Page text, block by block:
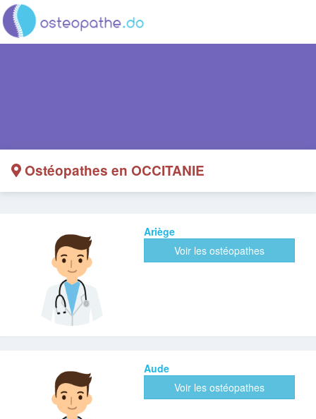
Ostéopathes en OCCITANIE
Ariège
Voir les ostéopathes
Aude
Voir les ostéopathes